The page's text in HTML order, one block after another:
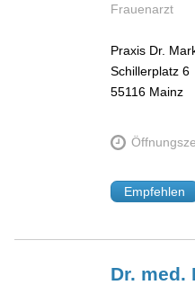
Frauenarzt
Praxis Dr.
Schillerplatz 6
55116 Mainz
Empfehlen
Dr.